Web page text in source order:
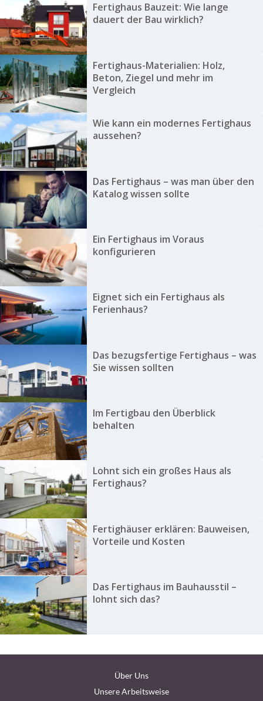
Fertighaus Bauzeit: Wie lange
dauert der Bau wirklich?
Fertighaus-Materialien: Holz,
Beton, Ziegel und mehr im
Vergleich
Wie kann ein modernes Fertighaus
aussehen?
Das Fertighaus – was man über den
Katalog wissen sollte
Ein Fertighaus im Voraus
konfigurieren
Eignet sich ein Fertighaus als
Ferienhaus?
Das bezugsfertige Fertighaus – was
Sie wissen sollten
Im Fertigbau den Überblick
behalten
Lohnt sich ein großes Haus als
Fertighaus?
Fertighäuser erklären: Bauweisen,
Vorteile und Kosten
Das Fertighaus im Bauhausstil –
lohnt sich das?
Über Uns
Unsere Arbeitsweise